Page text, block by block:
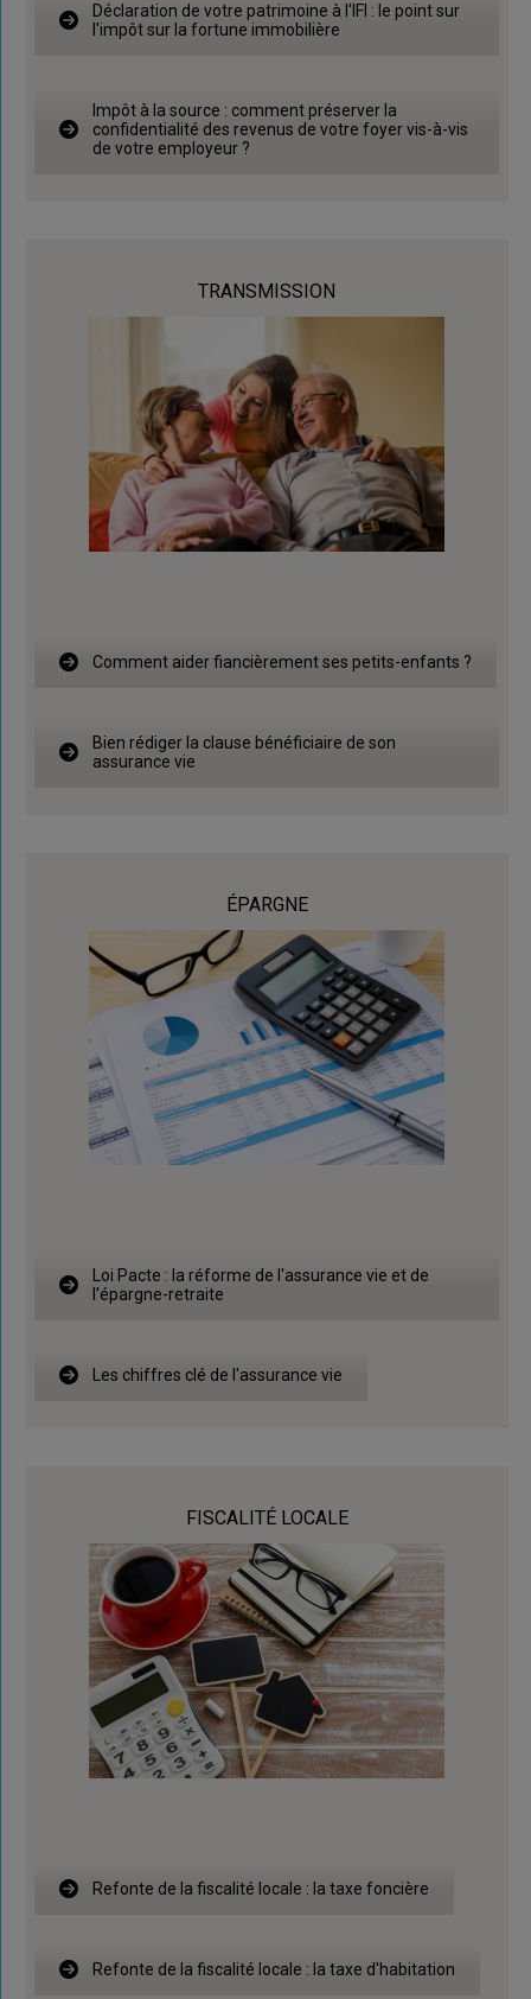
Déclaration de votre patrimoine à l'IFI : le point sur
l'impôt sur la fortune immobilière
Impôt à la source : comment préserver la
confidentialité des revenus de votre foyer vis-à-vis
de votre employeur ?
TRANSMISSION
Comment aider fiancièrement ses petits-enfants ?
Bien rédiger la clause bénéficiaire de son
assurance vie
ÉPARGNE
Loi Pacte : la réforme de l'assurance vie et de
l'épargne-retraite
Les chiffres clé de l'assurance vie
FISCALITÉ LOCALE
Refonte de la fiscalité locale : la taxe foncière
Refonte de la fiscalité locale : la taxe d'habitation